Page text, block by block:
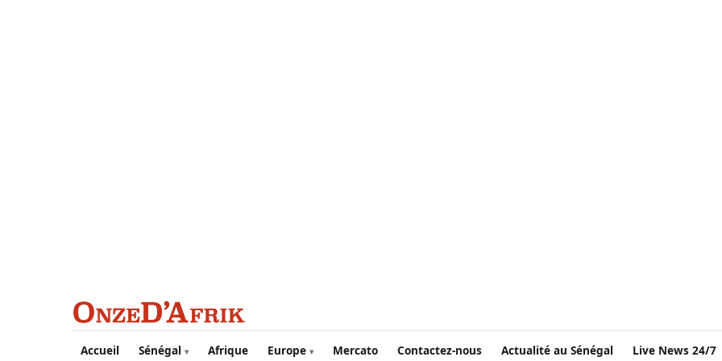
Aller au contenu principal
Accueil Sénégal Afrique Europe Mercato Contactez-nous Actualité au Sénégal Live News 24/7